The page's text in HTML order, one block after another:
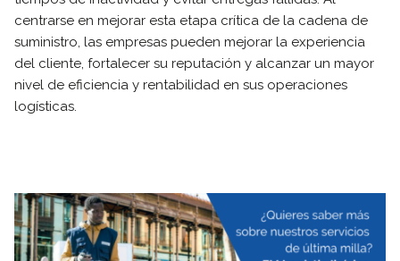
centrarse en mejorar esta etapa crítica de la cadena de
suministro, las empresas pueden mejorar la experiencia
del cliente, fortalecer su reputación y alcanzar un mayor
nivel de eficiencia y rentabilidad en sus operaciones
logísticas.